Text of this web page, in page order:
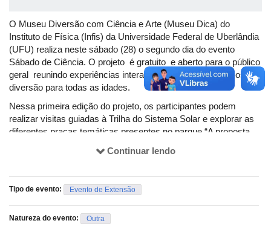
O Museu Diversão com Ciência e Arte (Museu Dica) do
Instituto de Física (Infis) da Universidade Federal de Uberlândia
(UFU) realiza neste sábado (28) o segundo dia do evento
Sábado de Ciência. O projeto é gratuito e aberto para o público
geral reunindo experiências interativas, diálogos científicos e
diversão para todas as idades.
Nessa primeira edição do projeto, os participantes podem
realizar visitas guiadas à Trilha do Sistema Solar e explorar as
diferentes praças temáticas presentes no parque.“A proposta
acessível, lúdica e participativa, reforçando o papel do museu
afirma a coordenadora do projeto Silvia Martins dos Santos
às 12h, no Parque Municipal Gávea (Rua Paulo Gracindo, 950,
no bairro Gávea). Os interessados em participar devem se
Continuar lendo
Tipo de evento: Evento de Extensão
Natureza do evento: Outra